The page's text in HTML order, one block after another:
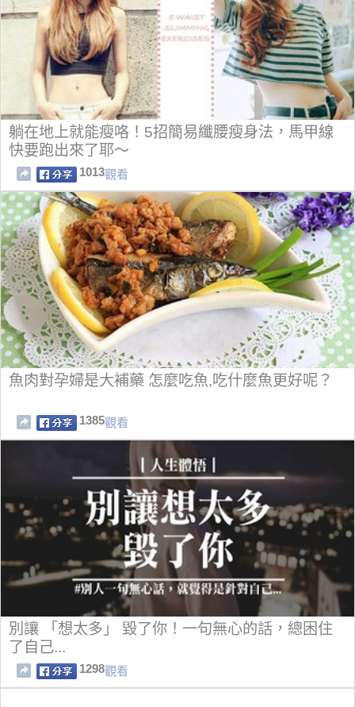
躺在地上就能瘦咯！5招簡易纖腰瘦身法，馬甲線
快要跑出來了耶～
1013觀看
魚肉對孕婦是大補藥 怎麼吃魚,吃什麼魚更好呢？
1385觀看
別讓 「想太多」 毀了你！一句無心的話，總困住
了自己...
1298觀看